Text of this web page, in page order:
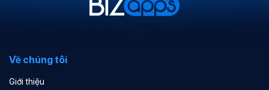
Về chúng tôi
Giới thiệu